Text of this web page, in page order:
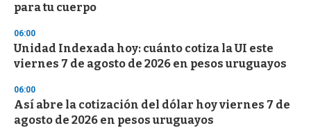
para tu cuerpo
06:00
Unidad Indexada hoy: cuánto cotiza la UI este
viernes 7 de agosto de 2026 en pesos uruguayos
06:00
Así abre la cotización del dólar hoy viernes 7 de
agosto de 2026 en pesos uruguayos